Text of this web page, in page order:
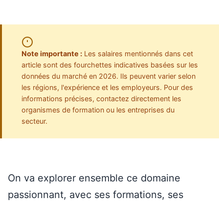
Note importante : Les salaires mentionnés dans cet
article sont des fourchettes indicatives basées sur les
données du marché en 2026. Ils peuvent varier selon
les régions, l'expérience et les employeurs. Pour des
informations précises, contactez directement les
organismes de formation ou les entreprises du
secteur.
On va explorer ensemble ce domaine
passionnant, avec ses formations, ses